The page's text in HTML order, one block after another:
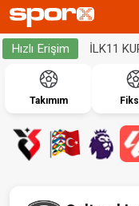
Hızlı Erişim İLK11
Takımım